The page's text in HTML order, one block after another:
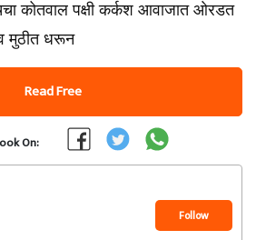
कोतवाल पक्षी कर्कश आवाजात ओरडत
मुठीत धरून
Read Free
On:
Follow